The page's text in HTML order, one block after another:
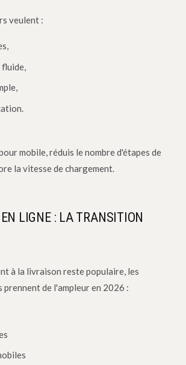
veulent :
mobile, réduis le nombre d'étapes de
la vitesse de chargement.
LIGNE : LA TRANSITION
à la livraison reste populaire, les
de l'ampleur en 2026 :